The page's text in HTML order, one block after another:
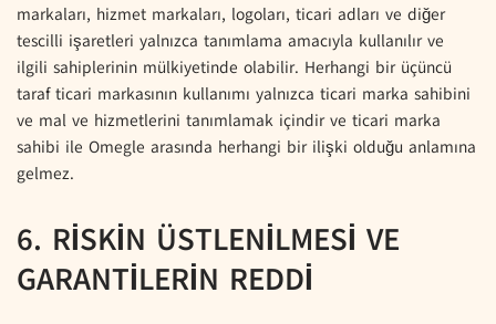
markaları, hizmet markaları, logoları, ticari adları ve diğer
tescilli işaretleri yalnızca tanımlama amacıyla kullanılır ve
ilgili sahiplerinin mülkiyetinde olabilir. Herhangi bir üçüncü
taraf ticari markasının kullanımı yalnızca ticari marka sahibini
ve mal ve hizmetlerini tanımlamak içindir ve ticari marka
sahibi ile Omegle arasında herhangi bir ilişki olduğu anlamına
gelmez.
6. RİSKİN ÜSTLENİLMESİ VE
GARANTİLERİN REDDİ